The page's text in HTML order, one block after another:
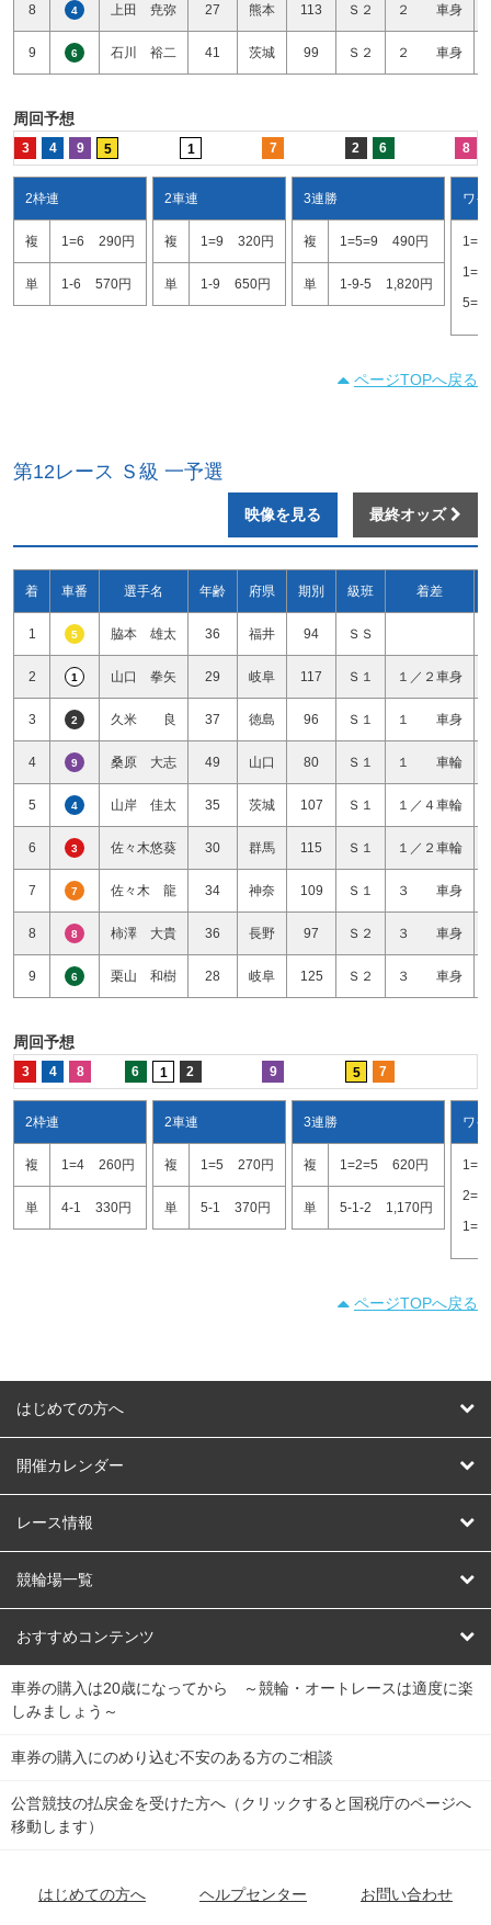
8 4 上田 尭弥 27 熊本 113 Ｓ２ ２ 車身
9 6 石川 裕二 41 茨城 99 Ｓ２ ２ 車身
周回予想
3 4 9 5 1 7 2 6 8
2枠連
複 1=6 290円
単 1-6 570円
2車連
複 1=9 320円
単 1-9 650円
3連勝
複 1=5=9 490円
単 1-9-5 1,820円
ワ
1=9
1=5
5=9
ページTOPへ戻る
第12レース Ｓ級 一予選
映像を見る 最終オッズ
着 車番 選手名 年齢 府県 期別 級班 着差
1 5 脇本 雄太 36 福井 94 ＳＳ
2 1 山口 拳矢 29 岐阜 117 Ｓ１ １／２車身
3 2 久米 良 37 徳島 96 Ｓ１ １ 車身
4 9 桑原 大志 49 山口 80 Ｓ１ １ 車輪
5 4 山岸 佳太 35 茨城 107 Ｓ１ １／４車輪
6 3 佐々木悠葵 30 群馬 115 Ｓ１ １／２車輪
7 7 佐々木 龍 34 神奈 109 Ｓ１ ３ 車身
8 8 柿澤 大貴 36 長野 97 Ｓ２ ３ 車身
9 6 栗山 和樹 28 岐阜 125 Ｓ２ ３ 車身
周回予想
3 4 8 6 1 2 9 5 7
2枠連
複 1=4 260円
単 4-1 330円
2車連
複 1=5 270円
単 5-1 370円
3連勝
複 1=2=5 620円
単 5-1-2 1,170円
ワ
1=5
2=5
1=2
ページTOPへ戻る
はじめての方へ
はじめての方へ
開催カレンダー
競輪
オートレース
競輪くじ
Dokanto!
チャリロトプラザ
レース情報
レース予想
レース結果
キャリーオーバー一覧
競輪場一覧
北日本 函館競輪場
関
東
弥彦競輪場 前橋競輪場 取手競輪場 宇都宮競輪場
関
東
小田原競輪場
名古屋競輪場 岐阜競輪場 大垣競輪場 豊橋競輪場
おすすめコンテンツ
競輪選手情報
Perfecta Navi
netkeirin
車券の購入は20歳になってから ～競輪・オートレースは適度に楽
しみましょう～
車券の購入にのめり込む不安のある方のご相談
公営競技の払戻金を受けた方へ（クリックすると国税庁のページへ
移動します）
はじめての方へ ヘルプセンター お問い合わせ